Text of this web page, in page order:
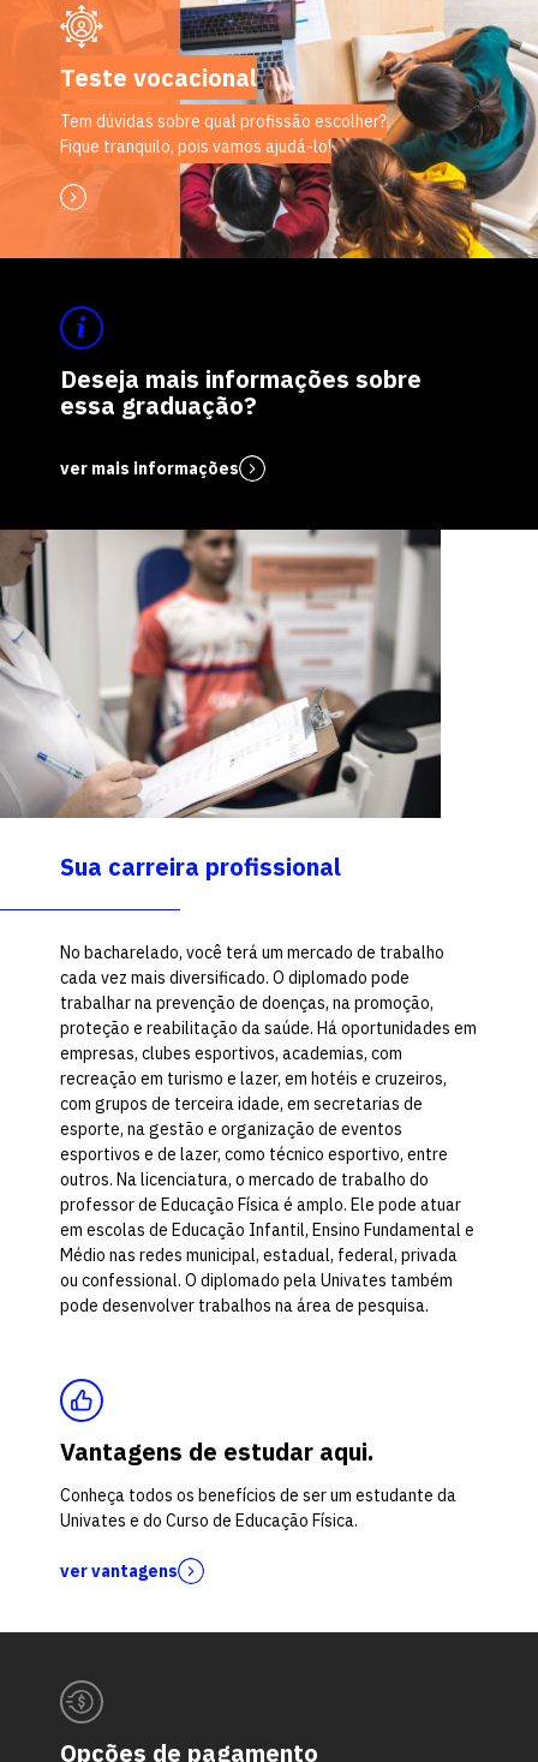
Teste vocacional
Tem dúvidas sobre qual profissão escolher?
Fique tranquilo, pois vamos ajudá-lo!
Deseja mais informações sobre
essa graduação?
ver mais informações
Sua carreira profissional
No bacharelado, você terá um mercado de trabalho
cada vez mais diversificado. O diplomado pode
trabalhar na prevenção de doenças, na promoção,
proteção e reabilitação da saúde. Há oportunidades em
empresas, clubes esportivos, academias, com
recreação em turismo e lazer, em hotéis e cruzeiros,
com grupos de terceira idade, em secretarias de
esporte, na gestão e organização de eventos
esportivos e de lazer, como técnico esportivo, entre
outros. Na licenciatura, o mercado de trabalho do
professor de Educação Física é amplo. Ele pode atuar
em escolas de Educação Infantil, Ensino Fundamental e
Médio nas redes municipal, estadual, federal, privada
ou confessional. O diplomado pela Univates também
pode desenvolver trabalhos na área de pesquisa.
Vantagens de estudar aqui.
Conheça todos os benefícios de ser um estudante da
Univates e do Curso de Educação Física.
ver vantagens
Opções de pagamento